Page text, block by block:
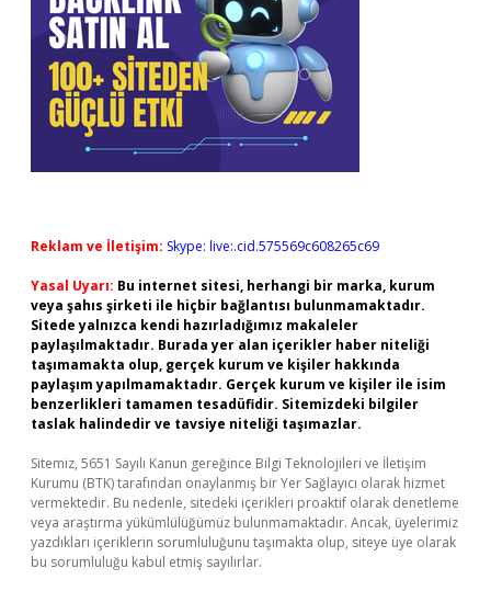
Reklam ve İletişim: Skype: live:.cid.575569c608265c69
Yasal Uyarı: Bu internet sitesi, herhangi bir marka, kurum
veya şahıs şirketi ile hiçbir bağlantısı bulunmamaktadır.
Sitede yalnızca kendi hazırladığımız makaleler
paylaşılmaktadır. Burada yer alan içerikler haber niteliği
taşımamakta olup, gerçek kurum ve kişiler hakkında
paylaşım yapılmamaktadır. Gerçek kurum ve kişiler ile isim
benzerlikleri tamamen tesadüfidir. Sitemizdeki bilgiler
taslak halindedir ve tavsiye niteliği taşımazlar.
Sitemiz, 5651 Sayılı Kanun gereğince Bilgi Teknolojileri ve İletişim
Kurumu (BTK) tarafından onaylanmış bir Yer Sağlayıcı olarak hizmet
vermektedir. Bu nedenle, sitedeki içerikleri proaktif olarak denetleme
veya araştırma yükümlülüğümüz bulunmamaktadır. Ancak, üyelerimiz
yazdıkları içeriklerin sorumluluğunu taşımakta olup, siteye üye olarak
bu sorumluluğu kabul etmiş sayılırlar.